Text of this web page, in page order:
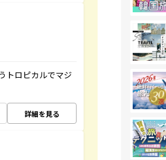
トロピカルでマジ
詳細を見る